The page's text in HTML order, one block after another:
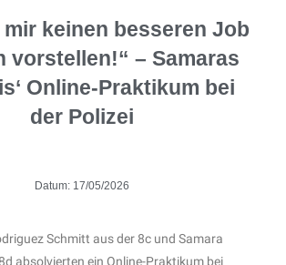
keinen besseren Job
vorstellen!“ – Samaras
Online-Praktikum bei
der Polizei
Datum: 17/05/2026
Schmitt aus der 8c und Samara
absolvierten ein Online-Praktikum bei